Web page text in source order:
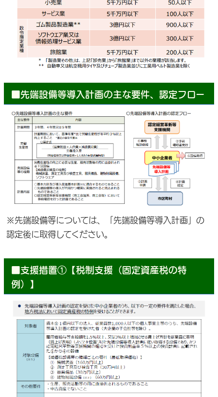
■先端設備等導入計画の主な要件、認定フロー
※先端設備等については、「先端設備等導入計画」の
認定後に取得してください。
■支援措置①【税制支援（固定資産税の特
例）】